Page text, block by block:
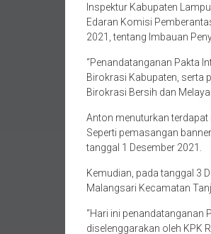
Inspektur Kabupaten
Edaran Komisi
2021, tentang Imbauan
“Penandatanganan Pakta
Birokrasi Kabupaten, serta
Birokrasi Bersih dan
Anton menuturkan terdapat
Seperti pemasangan
tanggal 1 Desember 2021.
Kemudian, pada tanggal 3
Malangsari Kecamatan
“Hari ini penandatanganan
diselenggarakan oleh KPK